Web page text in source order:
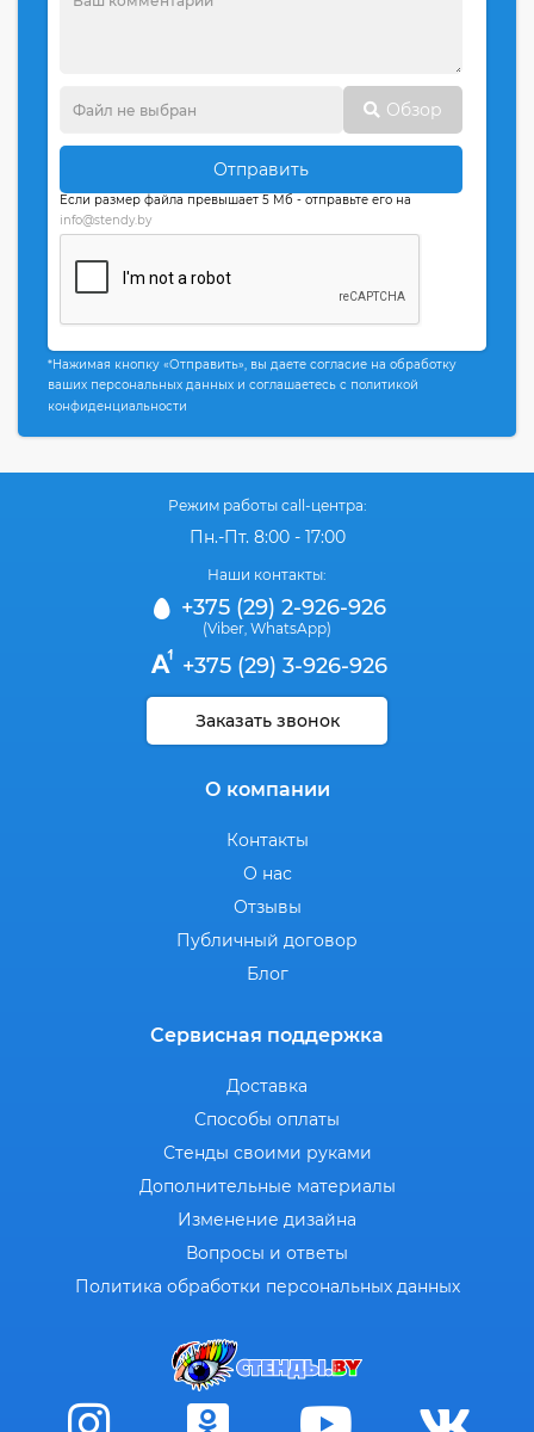
Обзор
Отправить
Если размер файла превышает 5 Мб - отправьте его на
info@stendy.by
*Нажимая кнопку «Отправить», вы даете согласие на обработку
ваших персональных данных и соглашаетесь с политикой
конфиденциальности
Режим работы call-центра:
Пн.-Пт. 8:00 - 17:00
Наши контакты:
+375 (29) 2-926-926
(Viber WhatsApp)
+375 (29) 3-926-926
Заказать звонок
О компании
Контакты
О нас
Отзывы
Публичный договор
Блог
Сервисная поддержка
Доставка
Способы оплаты
Стенды своими руками
Дополнительные материалы
Изменение дизайна
Вопросы и ответы
Политика обработки персональных данных